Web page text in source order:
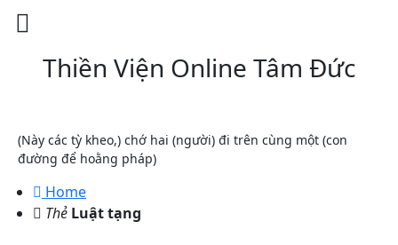
Thiền Viện Online Tâm Đức
(Này các tỳ kheo,) chớ hai (người) đi trên cùng một (con
đường để hoằng pháp)
Home
Thẻ Luật tạng